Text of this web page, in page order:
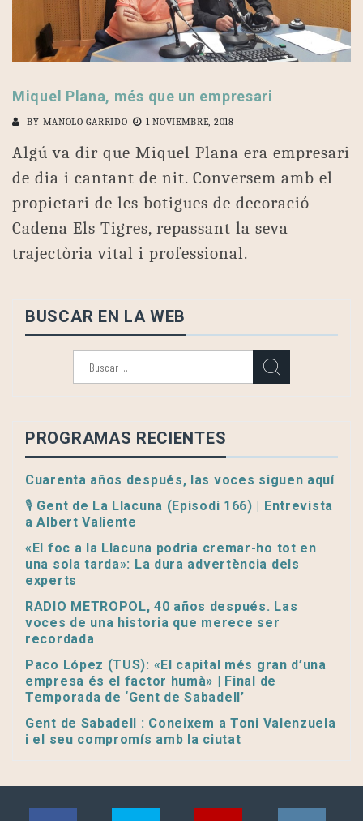
Miquel Plana, més que un empresari
BY MANOLO GARRIDO 1 NOVIEMBRE, 2018
Algú va dir que Miquel Plana era empresari
de dia i cantant de nit. Conversem amb el
propietari de les botigues de decoració
Cadena Els Tigres, repassant la seva
trajectòria vital i professional.
BUSCAR EN LA WEB
PROGRAMAS RECIENTES
Cuarenta años después, las voces siguen aquí
🎙️ Gent de La Llacuna (Episodi 166) | Entrevista
a Albert Valiente
«El foc a la Llacuna podria cremar-ho tot en
una sola tarda»: La dura advertència dels
experts
RADIO METROPOL, 40 años después. Las
voces de una historia que merece ser
recordada
Paco López (TUS): «El capital més gran d’una
empresa és el factor humà» | Final de
Temporada de ‘Gent de Sabadell’
Gent de Sabadell : Coneixem a Toni Valenzuela
i el seu compromís amb la ciutat